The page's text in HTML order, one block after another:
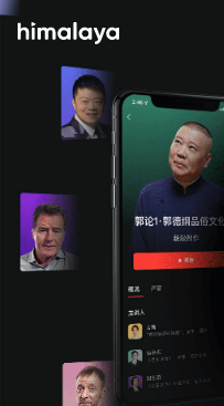
Himalaya-有聲書
4.8k 安裝